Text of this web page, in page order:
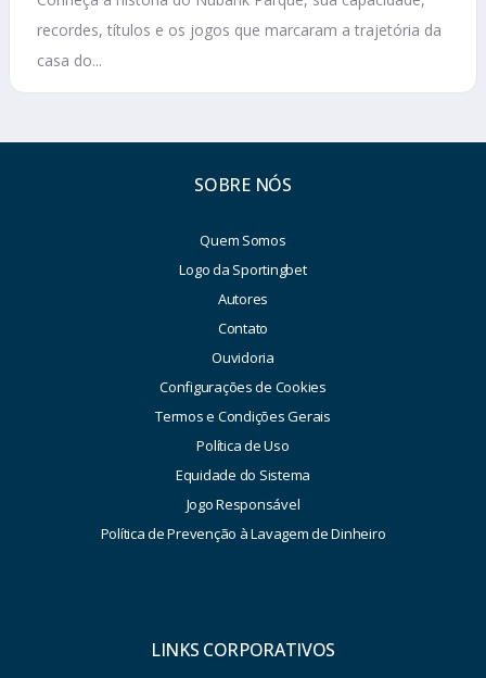
recordes, títulos e os jogos que marcaram a trajetória da
casa do...
SOBRE NÓS
Quem Somos
Logo da Sportingbet
Autores
Contato
Ouvidoria
Configurações de Cookies
Termos e Condições Gerais
Política de Uso
Equidade do Sistema
Jogo Responsável
Política de Prevenção à Lavagem de Dinheiro
LINKS CORPORATIVOS